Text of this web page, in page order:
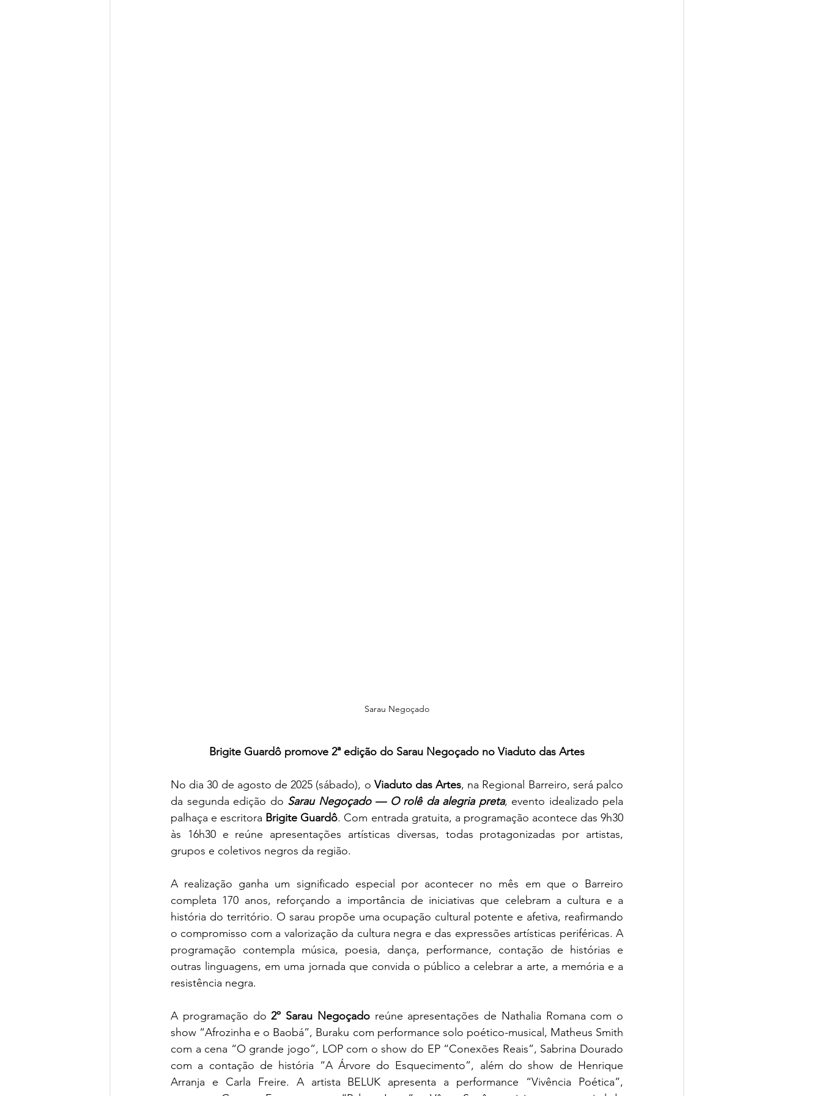
Sarau Negoçado
Brigite Guardô promove 2ª edição do Sarau Negoçado no Viaduto das Artes
No dia 30 de agosto de 2025 (sábado), o Viaduto das Artes, na Regional Barreiro, será palco
da segunda edição do Sarau Negoçado — O rolê da alegria preta, evento idealizado pela
palhaça e escritora Brigite Guardô. Com entrada gratuita, a programação acontece das 9h30
às 16h30 e reúne apresentações artísticas diversas, todas protagonizadas por artistas,
grupos e coletivos negros da região.
A realização ganha um significado especial por acontecer no mês em que o Barreiro
completa 170 anos, reforçando a importância de iniciativas que celebram a cultura e a
história do território. O sarau propõe uma ocupação cultural potente e afetiva, reafirmando
o compromisso com a valorização da cultura negra e das expressões artísticas periféricas. A
programação contempla música, poesia, dança, performance, contação de histórias e
outras linguagens, em uma jornada que convida o público a celebrar a arte, a memória e a
resistência negra.
A programação do 2º Sarau Negoçado reúne apresentações de Nathalia Romana com o
show “Afrozinha e o Baobá”, Buraku com performance solo poético-musical, Matheus Smith
com a cena “O grande jogo”, LOP com o show do EP “Conexões Reais”, Sabrina Dourado
com a contação de história “A Árvore do Esquecimento”, além do show de Henrique
Arranja e Carla Freire. A artista BELUK apresenta a performance “Vivência Poética”,